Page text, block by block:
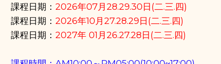
課程日期 ： 2026年07月28.29.30日(二.三.四)
課程日期 ： 2026年10月27.28.29日(二.三.四)
課程日期 ： 2027年 01月26.27.28日(二.三.四)